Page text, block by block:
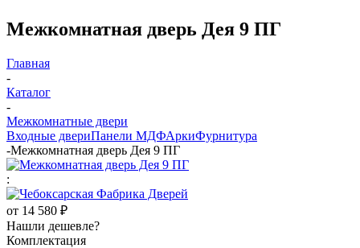
Межкомнатная дверь Дея 9 ПГ
Главная
-
Каталог
-
Межкомнатные двери
Входные двериПанели МДФАркиФурнитура
-Межкомнатная дверь Дея 9 ПГ
:
от 14 580 ₽
Нашли дешевле?
Комплектация